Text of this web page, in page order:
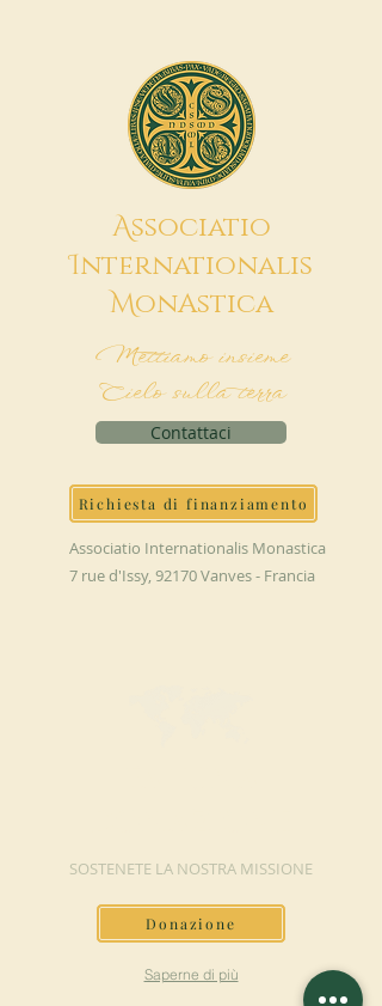
Associatio
Internationalis
MonAstica
Mettiamo insieme
Cielo sulla terra
Contattaci
Richiesta di finanziamento
Associatio Internationalis Monastica
7 rue d'Issy, 92170 Vanves - Francia
SOSTENETE LA NOSTRA MISSIONE
Donazione
Saperne di più